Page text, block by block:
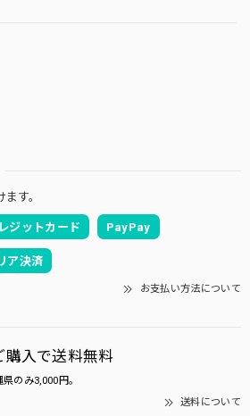
す。
ジットカード PayPay
ア決済
お支払い方法について
購入で送料無料
のみ3,000円。
送料について